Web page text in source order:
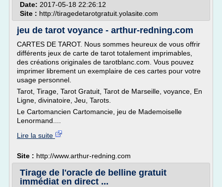
Date: 2017-05-18 22:26:12
Site : http://tiragedetarotgratuit.yolasite.com
jeu de tarot voyance - arthur-redning.com
CARTES DE TAROT. Nous sommes heureux de vous offrir
différents jeux de carte de tarot totalement imprimables,
des créations originales de tarotblanc.com. Vous pouvez
imprimer librement un exemplaire de ces cartes pour votre
usage personnel.
Tarot, Tirage, Tarot Gratuit, Tarot de Marseille, voyance, En
Ligne, divinatoire, Jeu, Tarots.
Le Cartomancien Cartomancie, jeu de Mademoiselle
Lenormand....
Lire la suite
Site : http://www.arthur-redning.com
Tirage de l'oracle de belline gratuit
immédiat en direct ...